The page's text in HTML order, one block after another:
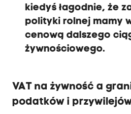
kiedyś łagodnie, że
polityki rolnej mamy
cenową dalszego
żywnościowego.
VAT na żywność a
podatków i